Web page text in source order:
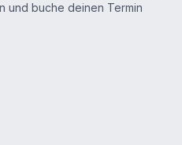
und buche deinen Termin